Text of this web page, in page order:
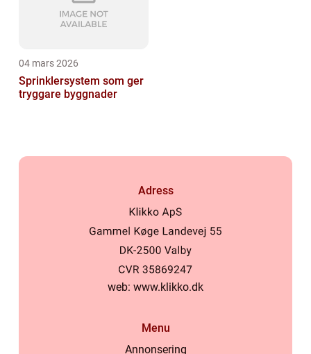
04 mars 2026
Sprinklersystem som ger
tryggare byggnader
Adress
web: www.klikko.dk
Menu
Annonsering